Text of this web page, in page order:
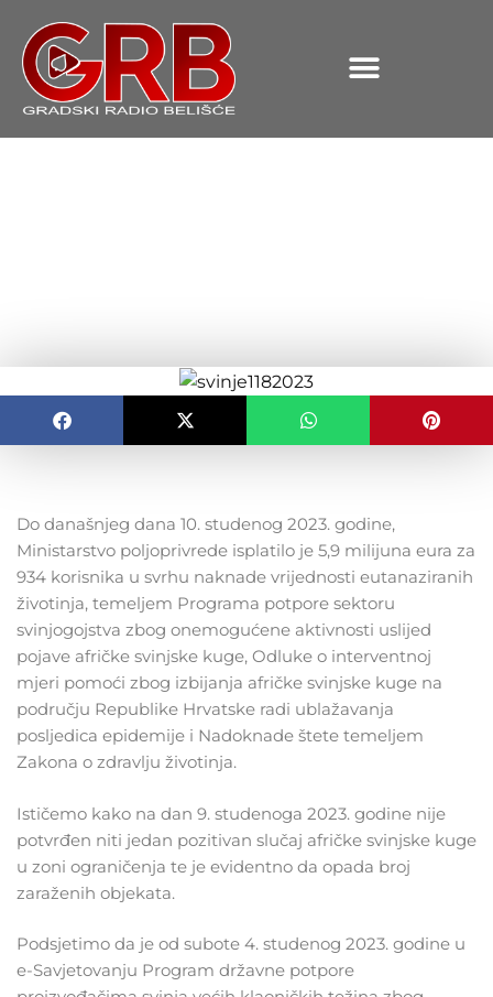
Do današnjeg dana 10. studenog 2023. godine,
Ministarstvo poljoprivrede isplatilo je 5,9 milijuna eura za
934 korisnika u svrhu naknade vrijednosti eutanaziranih
životinja, temeljem Programa potpore sektoru
svinjogojstva zbog onemogućene aktivnosti uslijed
pojave afričke svinjske kuge, Odluke o interventnoj
mjeri pomoći zbog izbijanja afričke svinjske kuge na
području Republike Hrvatske radi ublažavanja
posljedica epidemije i Nadoknade štete temeljem
Zakona o zdravlju životinja.
Ističemo kako na dan 9. studenoga 2023. godine nije
potvrđen niti jedan pozitivan slučaj afričke svinjske kuge
u zoni ograničenja te je evidentno da opada broj
zaraženih objekata.
Podsjetimo da je od subote 4. studenog 2023. godine u
e-Savjetovanju Program državne potpore